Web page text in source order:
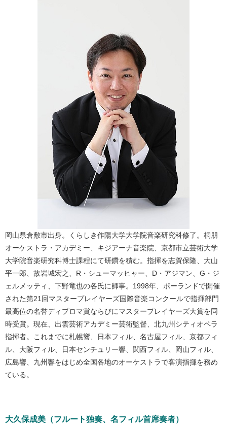
岡山県倉敷市出身。くらしき作陽大学大学院音楽研究科修了。桐朋
オーケストラ・アカデミー、キジアーナ音楽院、京都市立芸術大学
大学院音楽研究科博士課程にて研鑽を積む。指揮を志賀保隆、大山
平一郎、故岩城宏之、R・シューマッヒャー、D・アジマン、G・ジ
ェルメッティ、下野竜也の各氏に師事。1998年、ポーランドで開催
された第21回マスタープレイヤーズ国際音楽コンクールで指揮部門
最高位の名誉ディプロマ賞ならびにマスタープレイヤーズ大賞を同
時受賞。現在、出雲芸術アカデミー芸術監督、北九州シティオペラ
指揮者。これまでに札幌響、日本フィル、名古屋フィル、京都フィ
ル、大阪フィル、日本センチュリー響、関西フィル、岡山フィル、
広島響、九州響をはじめ全国各地のオーケストラで客演指揮を務め
ている。
大久保成美（フルート独奏、名フィル首席奏者）